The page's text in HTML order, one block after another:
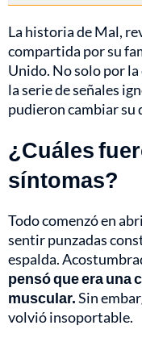
La historia de Mal,
compartida por su
Unido. No solo por
la serie de señales
pudieron cambiar su
¿Cuáles
síntomas?
Todo comenzó en
sentir punzadas
espalda.
pensó que era una
muscular.Sin
volvió insoportable.